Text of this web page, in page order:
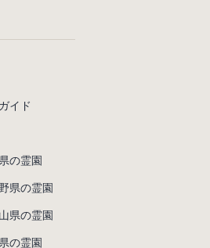
イド
の霊園
県の霊園
県の霊園
の霊園